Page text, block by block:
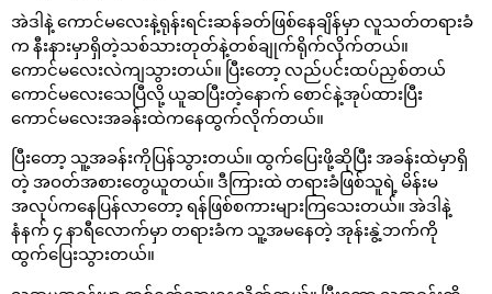
အဲဒါနဲ့ ကောင်မလေးနဲ့ရုန်းရင်းဆန်ခတ်ဖြစ်နေချိန်မှာ လူသတ်တရားခံ
က နီးနားမှာရှိတဲ့သစ်သားတုတ်နဲ့တစ်ချုက်ရိုက်လိုက်တယ်။
ကောင်မလေးလဲကျသွားတယ်။ ပြီးတော့ လည်ပင်းထပ်ညှစ်တယ်
ကောင်မလေးသေပြီလို့ ယူဆပြီးတဲ့နောက် စောင်နဲ့အုပ်ထားပြီး
ကောင်မလေးအခန်းထဲကနေထွက်လိုက်တယ်။
ပြီးတော့ သူ့အခန်းကိုပြန်သွားတယ်။ ထွက်ပြေးဖို့ဆိုပြီး အခန်းထဲမှာရှိ
တဲ့ အဝတ်အစားတွေယူတယ်။ ဒီကြားထဲ တရားခံဖြစ်သူရဲ့ မိန်းမ
အလုပ်ကနေပြန်လာတော့ ရန်ဖြစ်စကားများကြသေးတယ်။ အဲဒါနဲ့
နံနက် ၄ နာရီလောက်မှာ တရားခံက သူ့အမနေတဲ့ အုန်းနွဲ့ဘက်ကို
ထွက်ပြေးသွားတယ်။